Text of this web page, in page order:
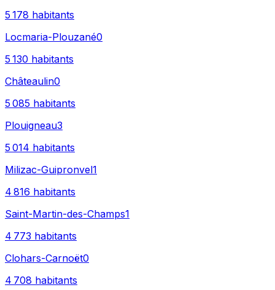
5 178 habitants
Locmaria-Plouzané0
5 130 habitants
Châteaulin0
5 085 habitants
Plouigneau3
5 014 habitants
Milizac-Guipronvel1
4 816 habitants
Saint-Martin-des-Champs1
4 773 habitants
Clohars-Carnoët0
4 708 habitants